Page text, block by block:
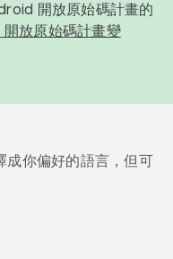
開放原始碼計畫的
放原始碼計畫變
你偏好的語言，但可